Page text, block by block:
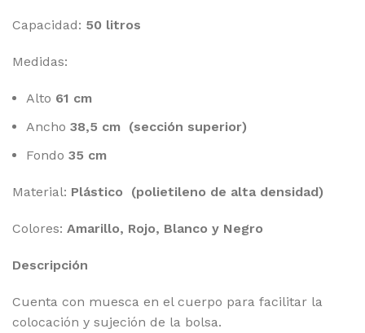
Capacidad: 50 litros
Medidas:
Alto 61 cm
Ancho 38,5 cm (sección superior)
Fondo 35 cm
Material: Plástico (polietileno de alta densidad)
Colores: Amarillo, Rojo, Blanco y Negro
Descripción
Cuenta con muesca en el cuerpo para facilitar la
colocación y sujeción de la bolsa.